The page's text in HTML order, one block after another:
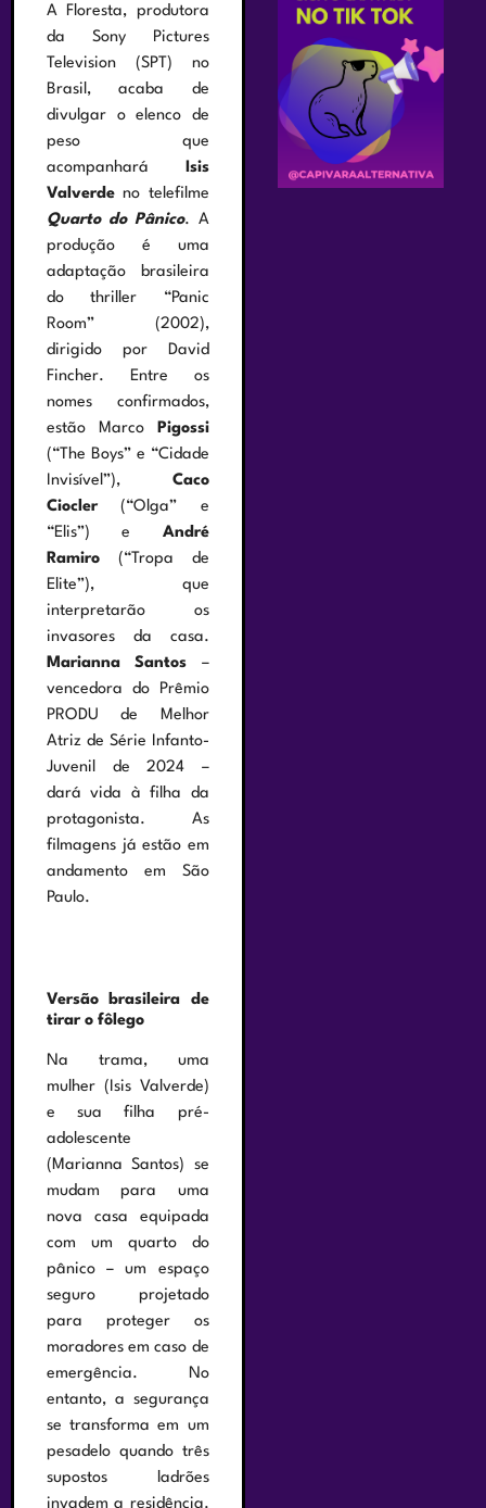
A Floresta, produtora
da Sony Pictures
Television (SPT) no
Brasil, acaba de
divulgar o elenco de
peso que
acompanhará Isis
Valverde no telefilme
Quarto do Pânico. A
produção é uma
adaptação brasileira
do thriller “Panic
Room” (2002),
dirigido por David
Fincher. Entre os
nomes confirmados,
estão Marco Pigossi
(“The Boys” e “Cidade
Invisível”), Caco
Ciocler(“Olga” e
“Elis”) e André
Ramiro (“Tropa de
Elite”), que
interpretarão os
invasores da casa.
Marianna Santos –
vencedora do Prêmio
PRODU de Melhor
Atriz de Série Infanto-
Juvenil de 2024 –
dará vida à filha da
protagonista. As
filmagens já estão em
andamento em São
Paulo.
Versão brasileira de
tirar o fôlego
Na trama, uma
mulher (Isis Valverde)
e sua filha pré-
adolescente
(Marianna Santos) se
mudam para uma
nova casa equipada
com um quarto do
pânico – um espaço
seguro projetado
para proteger os
moradores em caso de
emergência. No
entanto, a segurança
se transforma em um
pesadelo quando três
supostos ladrões
invadem a residência.